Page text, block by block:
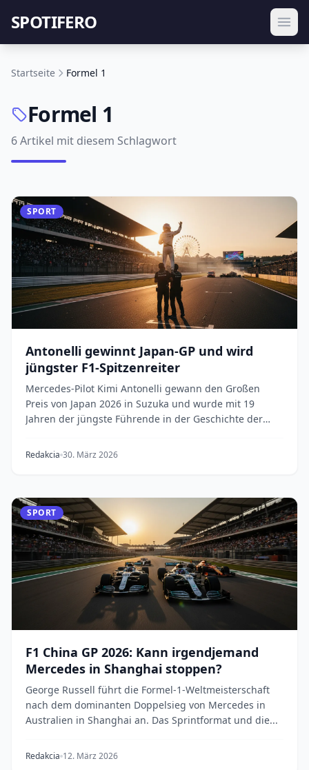
SPOTIFERO
Startseite Formel 1
Formel 1
6 Artikel mit diesem Schlagwort
SPORT
Antonelli gewinnt Japan-GP und wird
jüngster F1-Spitzenreiter
Mercedes-Pilot Kimi Antonelli gewann den Großen
Preis von Japan 2026 in Suzuka und wurde mit 19
Jahren der jüngste Führende in der Geschichte der
Redakcia 30. März 2026
SPORT
F1 China GP 2026: Kann irgendjemand
Mercedes in Shanghai stoppen?
George Russell führt die Formel-1-Weltmeisterschaft
nach dem dominanten Doppelsieg von Mercedes in
Australien in Shanghai an. Das Sprintformat und die...
Redakcia 12. März 2026